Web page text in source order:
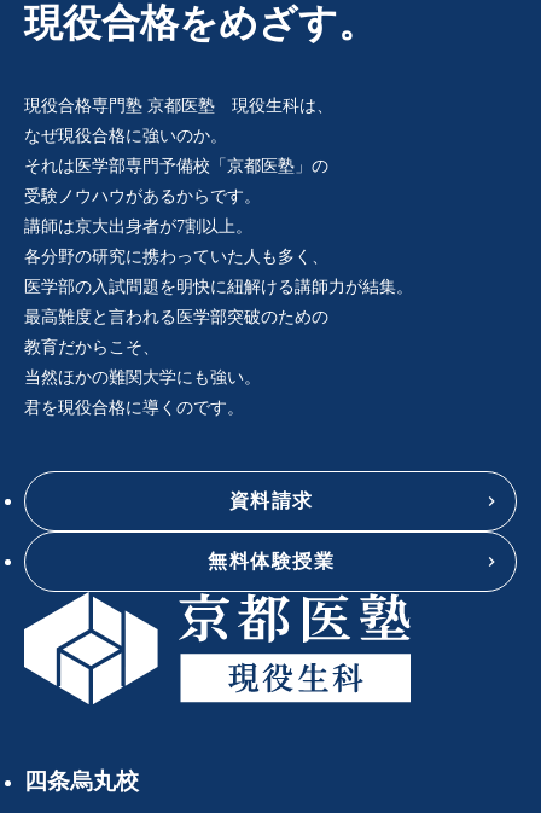
現役合格をめざす。
現役合格専門塾 京都医塾 現役生科は、
なぜ現役合格に強いのか。
それは医学部専門予備校「京都医塾」の
受験ノウハウがあるからです。
講師は京大出身者が7割以上。
各分野の研究に携わっていた人も多く、
医学部の入試問題を明快に紐解ける講師力が結集。
最高難度と言われる医学部突破のための
教育だからこそ、
当然ほかの難関大学にも強い。
君を現役合格に導くのです。
資料請求
無料体験授業
四条烏丸校